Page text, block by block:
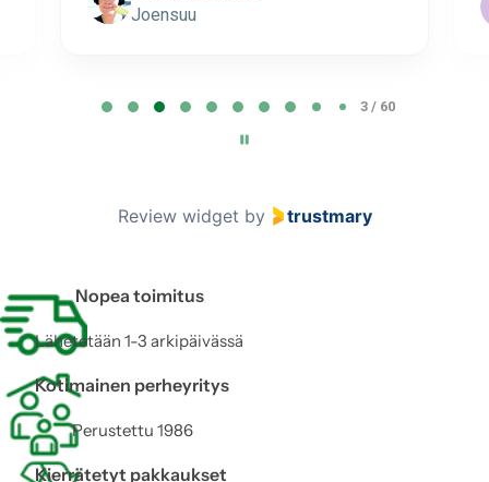
Joensuu
0
3 / 60
Review widget by trustmary
Nopea toimitus
Lähetetään 1-3 arkipäivässä
Kotimainen perheyritys
Perustettu 1986
Kierrätetyt pakkaukset